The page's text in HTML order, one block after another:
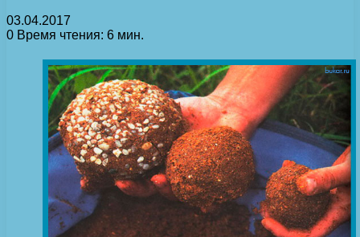
03.04.2017
0 Время чтения: 6 мин.